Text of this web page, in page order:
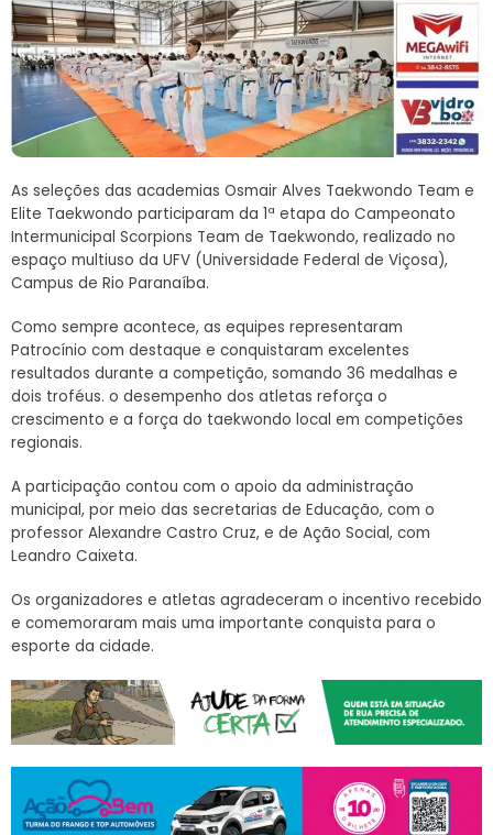
As seleções das academias Osmair Alves Taekwondo Team e
Elite Taekwondo participaram da 1ª etapa do Campeonato
Intermunicipal Scorpions Team de Taekwondo, realizado no
espaço multiuso da UFV (Universidade Federal de Viçosa),
Campus de Rio Paranaíba.
Como sempre acontece, as equipes representaram
Patrocínio com destaque e conquistaram excelentes
resultados durante a competição, somando 36 medalhas e
dois troféus. o desempenho dos atletas reforça o
crescimento e a força do taekwondo local em competições
regionais.
A participação contou com o apoio da administração
municipal, por meio das secretarias de Educação, com o
professor Alexandre Castro Cruz, e de Ação Social, com
Leandro Caixeta.
Os organizadores e atletas agradeceram o incentivo recebido
e comemoraram mais uma importante conquista para o
esporte da cidade.